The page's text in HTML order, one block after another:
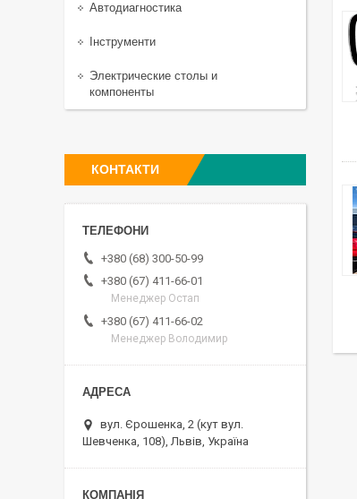
Автодиагностика
Інструменти
Электрические столы и
компоненты
КОНТАКТИ
+380 (68) 300-50-99
+380 (67) 411-66-01
Менеджер Остап
+380 (67) 411-66-02
Менеджер Володимир
вул. Єрошенка, 2 (кут вул.
Шевченка, 108), Львів, Україна